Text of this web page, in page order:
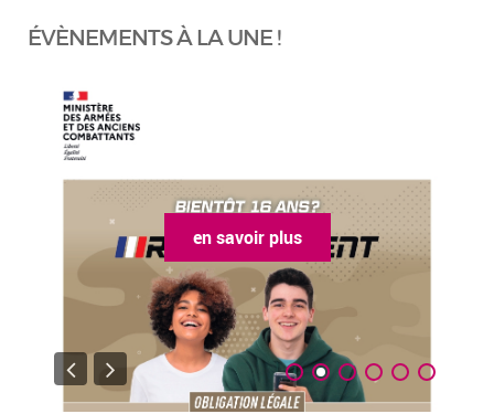
ÉVÈNEMENTS À LA UNE !
en savoir plus